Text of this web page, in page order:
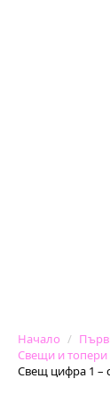
Начало
Свещи и топери
Свещ цифра 1 –